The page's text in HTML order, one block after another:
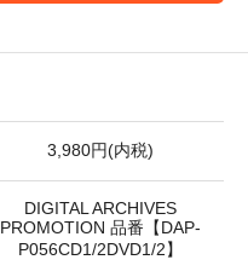
3,980円(内税)
DIGITAL ARCHIVES
PROMOTION 品番【DAP-
P056CD1/2DVD1/2】